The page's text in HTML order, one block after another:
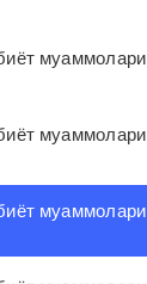
муаммолари
муаммолари
муаммолари